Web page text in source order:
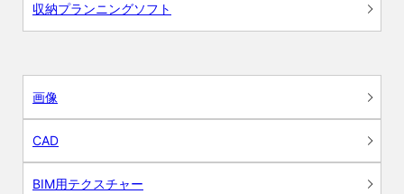
収納プランニングソフト
画像
CAD
BIM用テクスチャー